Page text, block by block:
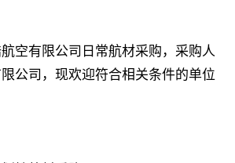
空有限公司日常航材采购，采购人
公司，现欢迎符合相关条件的单位